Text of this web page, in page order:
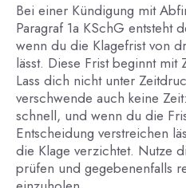
Bei einer Kündigung mit
Paragraf 1a KSchG entsteht
wenn du die Klagefrist von
lässt. Diese Frist beginnt mit
Lass dich nicht unter
verschwende auch keine
schnell, und wenn du die
Entscheidung verstreichen
die Klage verzichtet. Nutze
prüfen und gegebenenfalls